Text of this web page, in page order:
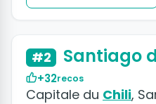
#2 Santiago
+32recos
Capitale du Chili,